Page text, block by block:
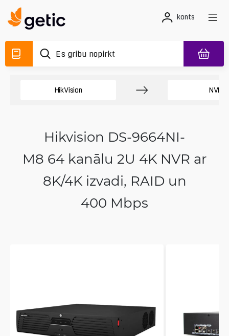
konts
HikVision NVR
Hikvision DS-9664NI-
M8 64 kanālu 2U 4K NVR ar
8K/4K izvadi, RAID un
400 Mbps